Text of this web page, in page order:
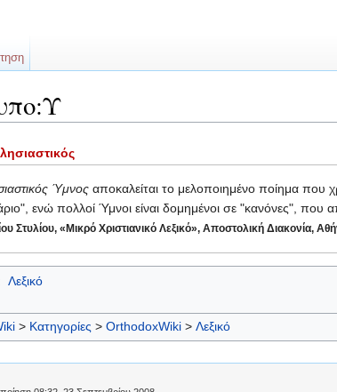
Ύμνος αποκαλείται το μελοποιημένο ποίημα που
ενώ πολλοί Ύμνοι είναι δομημένοι σε "κανόνες", που
Στυλίου, «Μικρό Χριστιανικό Λεξικό», Αποστολική Διακονία,
Λεξικό
> Κατηγορίες > OrthodoxWiki > Λεξικό